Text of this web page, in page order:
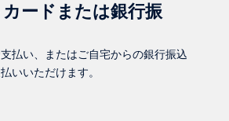
ードまたは銀行振
払い、またはご自宅からの銀行振込
いいただけます。